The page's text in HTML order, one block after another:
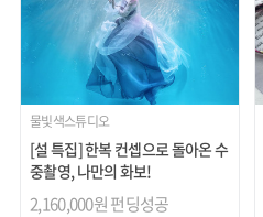
물빛색스튜디오
[설 특집] 한복 컨셉으로 돌아온 수
중촬영, 나만의 화보!
2,160,000원 펀딩성공